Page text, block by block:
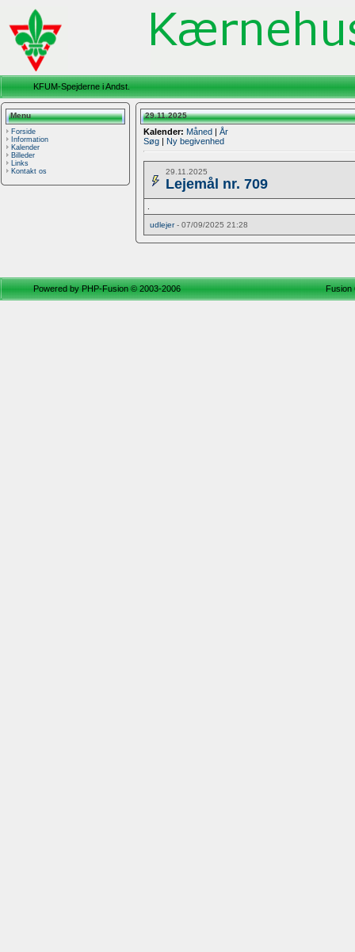
KFUM-Spejderne i Andst.
Menu
Forside
Information
Kalender
Billeder
Links
Kontakt os
29.11.2025
Kalender: Måned | År
Søg | Ny begivenhed
29.11.2025
Lejemål nr. 709
udlejer- 07/09/2025 21:28
Powered byPHP-Fusion© 2003-2006 Fusion